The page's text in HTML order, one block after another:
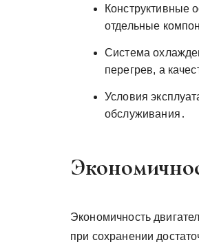
Конструктивные
отдельные
Система
перегрев, а
Условия
обслуживания․
Экономичность
при сохранении